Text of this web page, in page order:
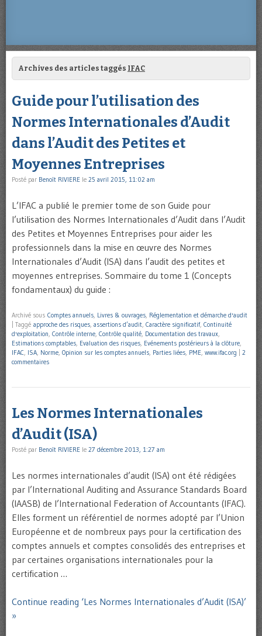
Archives des articles taggés IFAC
Guide pour l’utilisation des
Normes Internationales d’Audit
dans l’Audit des Petites et
Moyennes Entreprises
Posté par Benoît RIVIERE le 25 avril 2015, 11:02 am
L’IFAC a publié le premier tome de son Guide pour
l’utilisation des Normes Internationales d’Audit dans l’Audit
des Petites et Moyennes Entreprises pour aider les
professionnels dans la mise en œuvre des Normes
Internationales d’Audit (ISA) dans l’audit des petites et
moyennes entreprises. Sommaire du tome 1 (Concepts
fondamentaux) du guide :
Archivé sous Comptes annuels, Livres & ouvrages, Réglementation et démarche d'audit
Taggé approche des risques, assertions d’audit, Caractère significatif, Continuité
d'exploitation, Contrôle interne, Contrôle qualité, Documentation des travaux,
Estimations comptables, Evaluation des risques, Evénements postérieurs à la clôture,
IFAC, ISA, Norme, Opinion sur les comptes annuels, Parties liées, PME, www.ifac.org
2
commentaires
Les Normes Internationales
d’Audit (ISA)
Posté par Benoît RIVIERE le 27 décembre 2013, 1:27 am
Les normes internationales d’audit (ISA) ont été rédigées
par l’International Auditing and Assurance Standards Board
(IAASB) de l’International Federation of Accountants (IFAC).
Elles forment un référentiel de normes adopté par l’Union
Européenne et de nombreux pays pour la certification des
comptes annuels et comptes consolidés des entreprises et
par certaines organisations internationales pour la
certification …
Continue reading ‘Les Normes Internationales d’Audit (ISA)’
»